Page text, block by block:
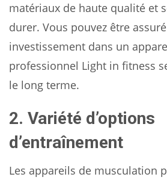
matériaux de haute qualité et
durer. Vous pouvez être
investissement dans un
professionnel Light in fitness
le long terme.
2. Variété d’options
d’entraînement
Les appareils de musculation